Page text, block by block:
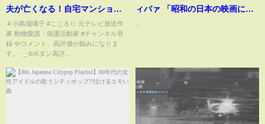
夫が亡くなる！自宅マンション
から病院へ搬送！一体何が？憶
測広がる！キングダム不倫の過
去が掘られる【こじるり】
＃小島瑠璃子 #こじるり 元テレビ放送作
家 動物愛護・保護活動家 #チャンネル登
録 やコメント、高評価が励みになりま
す。 -_-bボタン高評...
ィバァ 「昭和の日本の映画にで